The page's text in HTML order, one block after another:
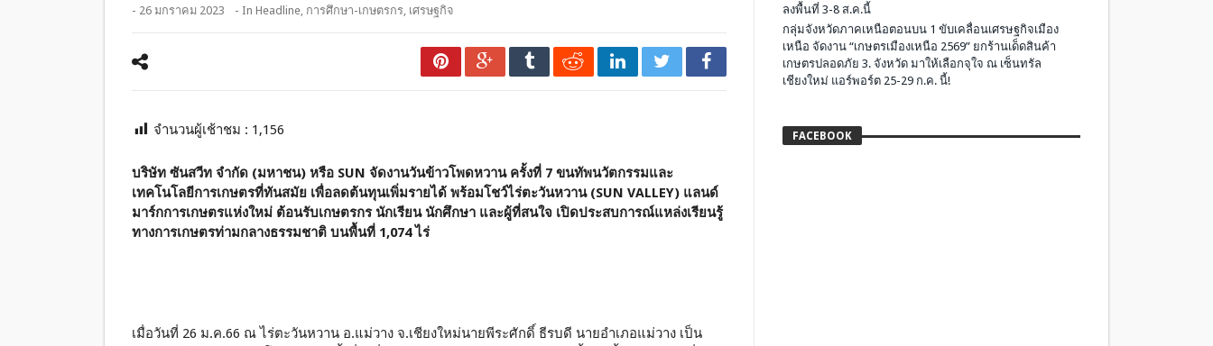
- 26 มกราคม 2023 - In Headline, การศึกษา-เกษตรกร, เศรษฐกิจ
จำนวนผู้เช้าชม : 1,156
บริษัท ซันสวีท จำกัด (มหาชน) หรือ SUN จัดงานวันข้าวโพดหวาน ครั้งที่ 7 ขนทัพนวัตกรรมและ
เทคโนโลยีการเกษตรที่ทันสมัย เพื่อลดต้นทุนเพิ่มรายได้ พร้อมโชว์ไร่ตะวันหวาน (SUN VALLEY) แลนด์
มาร์กการเกษตรแห่งใหม่ ต้อนรับเกษตรกร นักเรียน นักศึกษา และผู้ที่สนใจ เปิดประสบการณ์แหล่งเรียนรู้
ทางการเกษตรท่ามกลางธรรมชาติ บนพื้นที่ 1,074 ไร่
เมื่อวันที่ 26 ม.ค.66 ณ ไร่ตะวันหวาน อ.แม่วาง จ.เชียงใหม่นายพีระศักดิ์ ธีรบดี นายอำเภอแม่วาง เป็น
ลงพื้นที่ 3-8 ส.ค.นี้
กลุ่มจังหวัดภาคเหนือตอนบน 1 ขับเคลื่อนเศรษฐกิจเมือง
เหนือ จัดงาน “เกษตรเมืองเหนือ 2569” ยกร้านเด็ดสินค้า
เกษตรปลอดภัย 3. จังหวัด มาให้เลือกจุใจ ณ เซ็นทรัล
เชียงใหม่ แอร์พอร์ต 25-29 ก.ค. นี้!
FACEBOOK